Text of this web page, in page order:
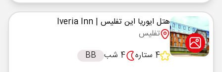
هتل ایوریا این تفلیس | Iveria Inn
تفلیس
4 ستاره
4 شب BB